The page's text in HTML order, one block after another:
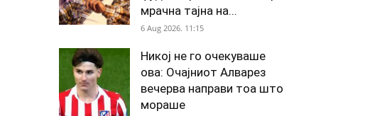
мрачна тајна на...
6 Aug 2026. 11:15
Никој не го очекуваше
ова: Очајниот Алварез
вечерва направи тоа што
мораше